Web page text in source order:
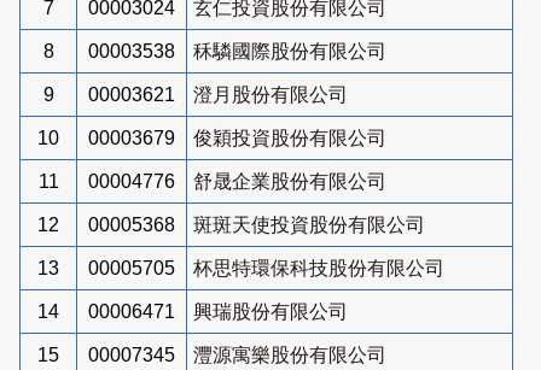
7 00003024 玄仁投資股份有限公司
8 00003538 秝驎國際股份有限公司
9 00003621 澄月股份有限公司
10 00003679 俊穎投資股份有限公司
11 00004776 舒晟企業股份有限公司
12 00005368 斑斑天使投資股份有限公司
13 00005705 杯思特環保科技股份有限公司
14 00006471 興瑞股份有限公司
15 00007345 灃源寓樂股份有限公司